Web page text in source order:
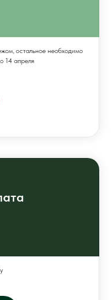
остальное необходимо
14 апреля